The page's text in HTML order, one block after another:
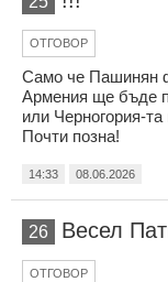
ОТГОВОР
Само че Пашинян
Армения ще бъде
или Черногория-
Почти позна!
14:33 08.06.2026
26 Весел
ОТГОВОР